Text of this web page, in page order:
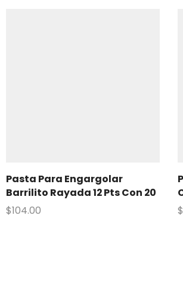
Pasta Para Engargolar
Barrilito Rayada 12 Pts Con 20
$104.00
$